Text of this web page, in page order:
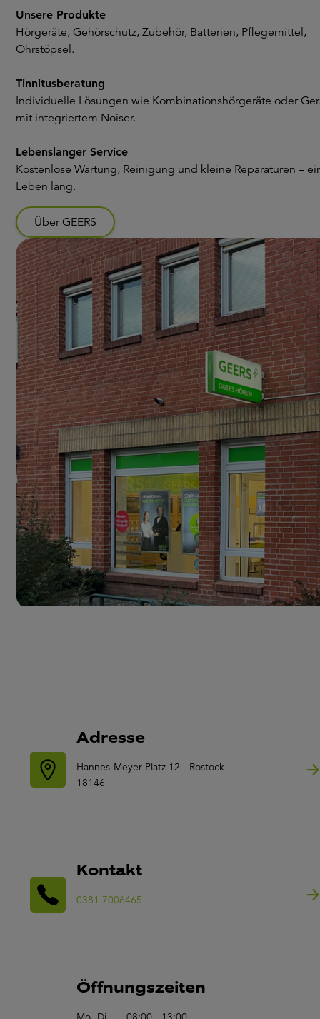
Unsere Produkte
Hörgeräte, Gehörschutz, Zubehör, Batterien, Pflegemittel,
Ohrstöpsel.
Tinnitusberatung
Individuelle Lösungen wie Kombinationshörgeräte oder
mit integriertem Noiser.
Lebenslanger Service
Kostenlose Wartung, Reinigung und kleine Reparaturen –
Leben lang.
Über GEERS
Adresse
Hannes-Meyer-Platz 12 - Rostock
18146
Kontakt
0381 7006465
Öffnungszeiten